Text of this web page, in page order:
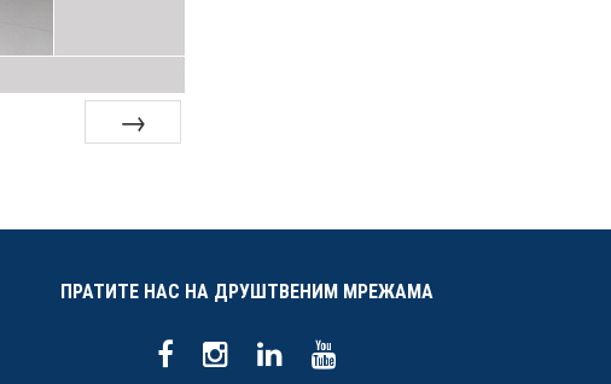
ПРАТИТЕ НАС НА ДРУШТВЕНИМ МРЕЖАМА